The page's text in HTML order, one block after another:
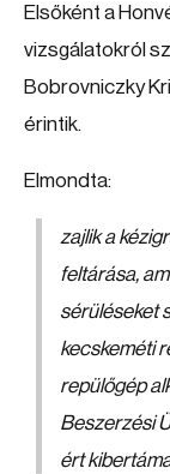
Elsőként a
vizsgálatokról
Bobrovniczky
érintik.
Elmondta:
zajlik a
feltárása,
sérüléseket
kecskeméti
repülőgép
Beszerzési
ért